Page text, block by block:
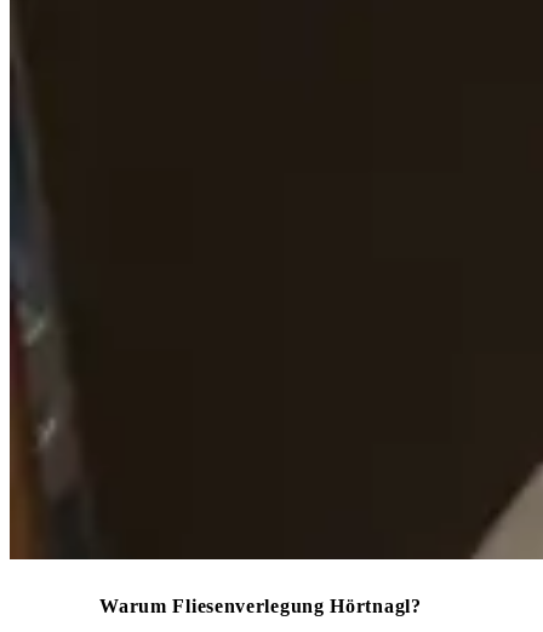
Warum Fliesenverlegung Hörtnagl?